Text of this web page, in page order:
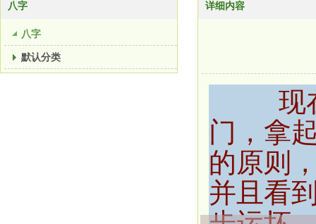
八字
八字
默认分类
详细内容
现在
门，拿
的原则
并且看